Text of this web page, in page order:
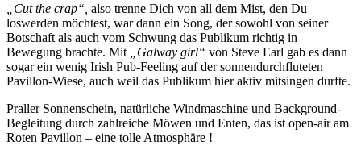
„Cut the crap“, also trenne Dich von all dem Mist, den Du
loswerden möchtest, war dann ein Song, der sowohl von seiner
Botschaft als auch vom Schwung das Publikum richtig in
Bewegung brachte. Mit
„Galway girl“ von Steve Earl gab es dann
sogar ein wenig Irish Pub-Feeling auf der sonnendurchfluteten
Pavillon-Wiese, auch weil das Publikum hier aktiv mitsingen durfte.
Praller Sonnenschein, natürliche Windmaschine und Background-
Begleitung durch zahlreiche Möwen und Enten, das ist open-air am
Roten Pavillon – eine tolle Atmosphäre !